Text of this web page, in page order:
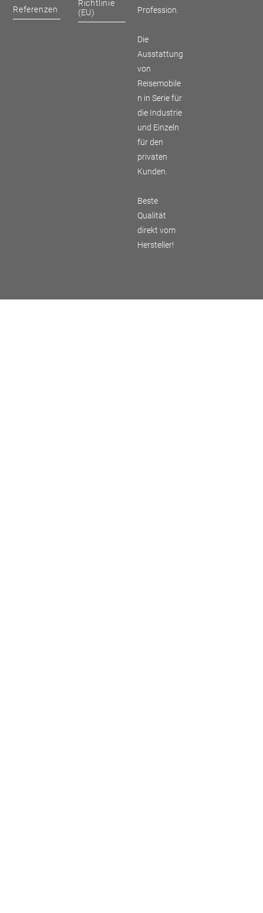
Referenzen
Richtlinie
(EU)
Profession.
Die
Ausstattung
von
Reisemobile
n in Serie für
die Industrie
und Einzeln
für den
privaten
Kunden.
Beste
Qualität
direkt vom
Hersteller!